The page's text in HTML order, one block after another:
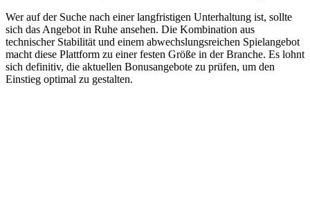
Wer auf der Suche nach einer langfristigen Unterhaltung ist, sollte
sich das Angebot in Ruhe ansehen. Die Kombination aus
technischer Stabilität und einem abwechslungsreichen Spielangebot
macht diese Plattform zu einer festen Größe in der Branche. Es lohnt
sich definitiv, die aktuellen Bonusangebote zu prüfen, um den
Einstieg optimal zu gestalten.